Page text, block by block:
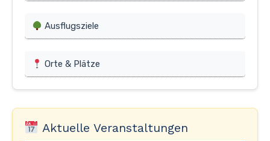
Ausflugsziele
Orte & Plätze
Aktuelle Veranstaltungen